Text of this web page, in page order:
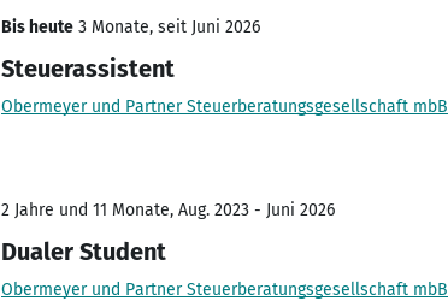
Bis heute 3 Monate, seit Juni 2026
Steuerassistent
Obermeyer und Partner Steuerberatungsgesellschaft mbB
2 Jahre und 11 Monate, Aug. 2023 - Juni 2026
Dualer Student
Obermeyer und Partner Steuerberatungsgesellschaft mbB